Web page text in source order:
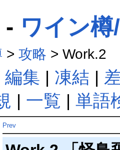
- ワイン
> 攻略 > Work.2
編集 | 凍結 |
| 一覧 | 単語
Prev